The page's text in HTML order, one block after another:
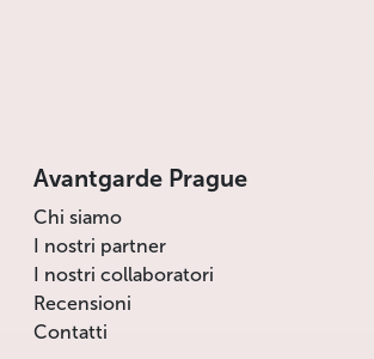
Avantgarde Prague
Chi siamo
I nostri partner
I nostri collaboratori
Recensioni
Contatti